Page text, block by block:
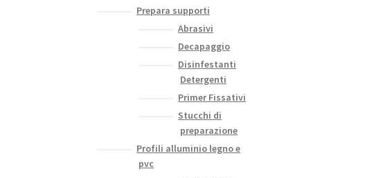
Prepara supporti
Abrasivi
Decapaggio
Disinfestanti
Detergenti
Primer Fissativi
Stucchi di
preparazione
Profili alluminio legno e
pvc